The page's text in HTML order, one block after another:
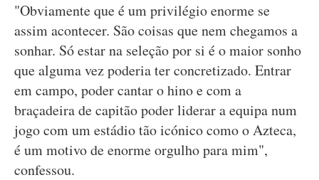
"Obviamente que é um privilégio enorme se
assim acontecer. São coisas que nem chegamos a
sonhar. Só estar na seleção por si é o maior sonho
que alguma vez poderia ter concretizado. Entrar
em campo, poder cantar o hino e com a
braçadeira de capitão poder liderar a equipa num
jogo com um estádio tão icónico como o Azteca,
é um motivo de enorme orgulho para mim",
confessou.